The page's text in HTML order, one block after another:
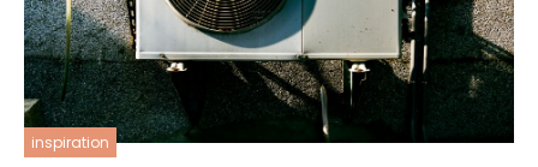
inspiration